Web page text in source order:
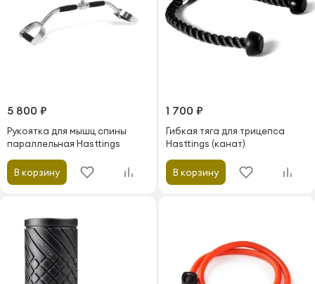
5 800 ₽
Рукоятка для мышц спины
параллельная Hasttings
В корзину
1 700 ₽
Гибкая тяга для трицепса
Hasttings (канат)
В корзину